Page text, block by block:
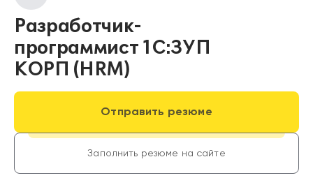
Разработчик-
программист 1С:ЗУП
КОРП (HRM)
Отправить резюме
Заполнить резюме на сайте